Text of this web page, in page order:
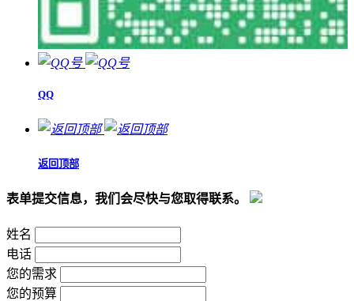
QQ
返回顶部
表单提交信息，我们会尽快与您取得联系。
姓名
电话
您的需求
您的预算